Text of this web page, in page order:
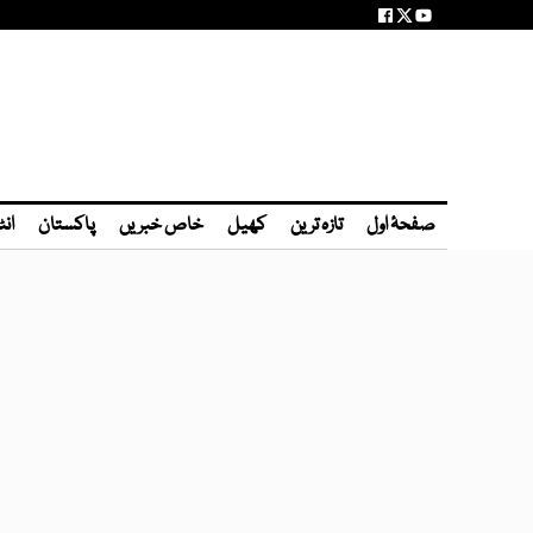
صفحۂ اول تازہ ترین کھیل خاص خبریں پاکستان